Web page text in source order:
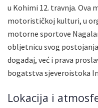
u Kohimi 12. travnja. Ova
motorističkoj kulturi, u
motorne sportove
obljetnicu svog
događaj, već i prava
bogatstva sjeveroistoka
Lokacija i